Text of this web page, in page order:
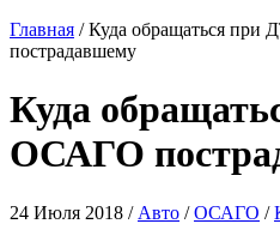
Главная /Куда обращаться
пострадавшему
Куда
ОСАГО
24 Июля 2018 / Авто /ОСАГО /